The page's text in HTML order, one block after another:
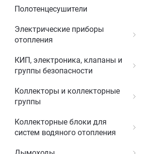
Полотенцесушители
Электрические приборы
отопления
КИП, электроника, клапаны и
группы безопасности
Коллекторы и коллекторные
группы
Коллекторные блоки для
систем водяного отопления